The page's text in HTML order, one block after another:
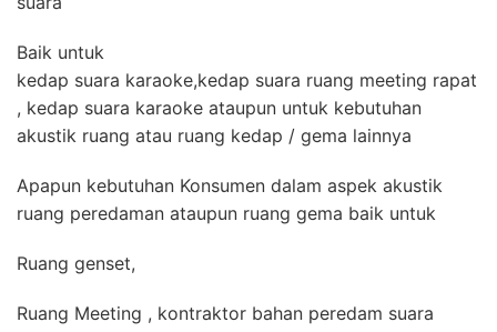
Baik untuk
kedap suara karaoke,kedap suara ruang meeting rapat
, kedap suara karaoke ataupun untuk kebutuhan
akustik ruang atau ruang kedap / gema lainnya
Apapun kebutuhan Konsumen dalam aspek akustik
ruang peredaman ataupun ruang gema baik untuk
Ruang genset,
Ruang Meeting , kontraktor bahan peredam suara